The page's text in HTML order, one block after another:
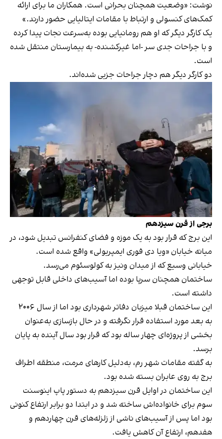
نوشت: «وضعیت همچنان بحرانی است. همکاران ما برای ارائه
کمک‌های کنسولی و ارتباط با مقامات ایتالیایی حضور دارند.»
یک کارگر دیگر که او هم رومانیایی بوده به‌سرعت نجات پیدا کرده
و با جراحات جدی سر -اما غیرکشنده- به بیمارستان منتقل شده
است.
دو کارگر دیگر هم دچار جراحات جزیی شده‌اند.
برجی از قرن سیزدهم
این برج که قرار بود به یک موزه و فضای کنفرانس تبدیل شود، در
میانه خیابان «ویا دی فوری ایمپریولی» واقع شده است.
خیابانی وسیع که از میدان ونیز به کولوسئوم می‌رسد.
ساختمان همچنان سرپا بوده اما آسیب‌های داخلی قابل توجهی
داشته است.
این ساختمان قبلا میزبان دفاتر شهرداری بود اما از سال ۲۰۰۶
به بعد مورد استفاده قرار نگرفته و در حال بازسازی به‌عنوان
بخشی از پروژه‌ای چهار ساله بود که قرار بود سال آینده به پایان
برسد.
به‌ گفته مقامات شهر رم، به‌دلیل کارهای مرمت، منطقه اطراف
برج به روی عابران بسته شده بود.
این ساختمان در اوایل قرن سیزدهم به دستور پاپ اینوسنت
سوم برای خانواده‌اش ساخته شد و در ابتدا دو برابر ارتفاع کنونی
بود اما پس از آسیب‌های ناشی از زلزله‌های قرن چهاردهم و
هفدهم، ارتفاع آن کاهش یافت.